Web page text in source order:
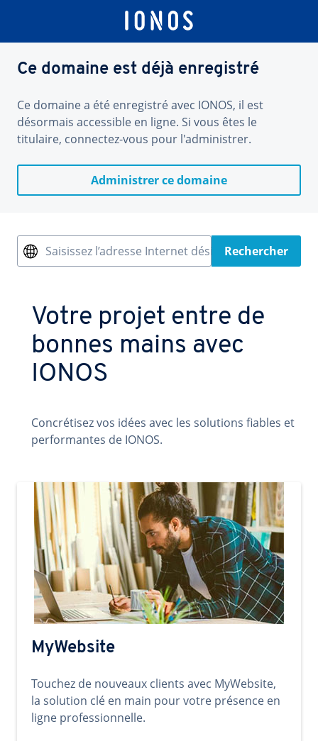
Ce domaine est déjà enregistré
Ce domaine a été enregistré avec IONOS, il est
désormais accessible en ligne. Si vous êtes le
titulaire, connectez-vous pour l'administrer.
Administrer ce domaine
Saisissez l’adresse Internet désiréeRechercher
Votre projet entre de
bonnes mains avec
IONOS
Concrétisez vos idées avec les solutions fiables et
performantes de IONOS.
MyWebsite
Touchez de nouveaux clients avec MyWebsite,
la solution clé en main pour votre présence en
ligne professionnelle.